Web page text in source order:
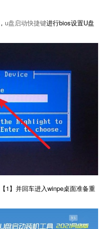
u盘启动快捷键进行bios设置U盘
1】并回车进入winpe桌面准备重